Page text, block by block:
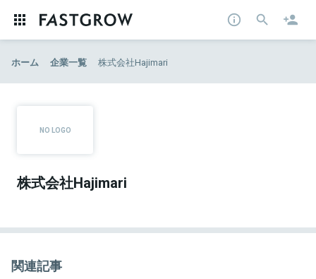
ホーム 企業一覧 株式会社Hajimari
株式会社Hajimari
関連記事